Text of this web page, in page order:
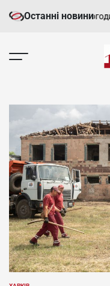
до
Останні новини
прогноз погоди у
-